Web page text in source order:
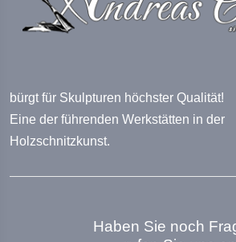
bürgt für Skulpturen höchster Qualität!
Eine der führenden Werkstätten in der
Holzschnitzkunst.
Haben Sie noch